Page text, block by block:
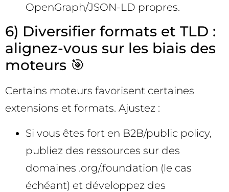
OpenGraph/JSON-LD propres.
6) Diversifier formats et TLD :
alignez-vous sur les biais des
moteurs 🎯
Certains moteurs favorisent certaines
extensions et formats. Ajustez :
Si vous êtes fort en B2B/public policy,
publiez des ressources sur des
domaines .org/.foundation (le cas
échéant) et développez des